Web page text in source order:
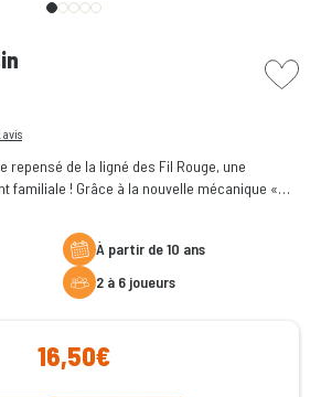
picto
avis
repensé de la ligné des Fil Rouge, une
familiale ! Grâce à la nouvelle mécanique «
se dévoile avec une fraîcheur inédite.
le fil de ce Curieux Jardin.
à partir de 10 ans
2 à 6 joueurs
16,50€